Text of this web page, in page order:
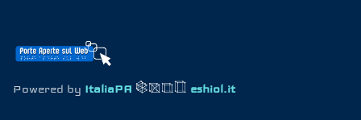
Powered by ItaliaPA eshiol.it